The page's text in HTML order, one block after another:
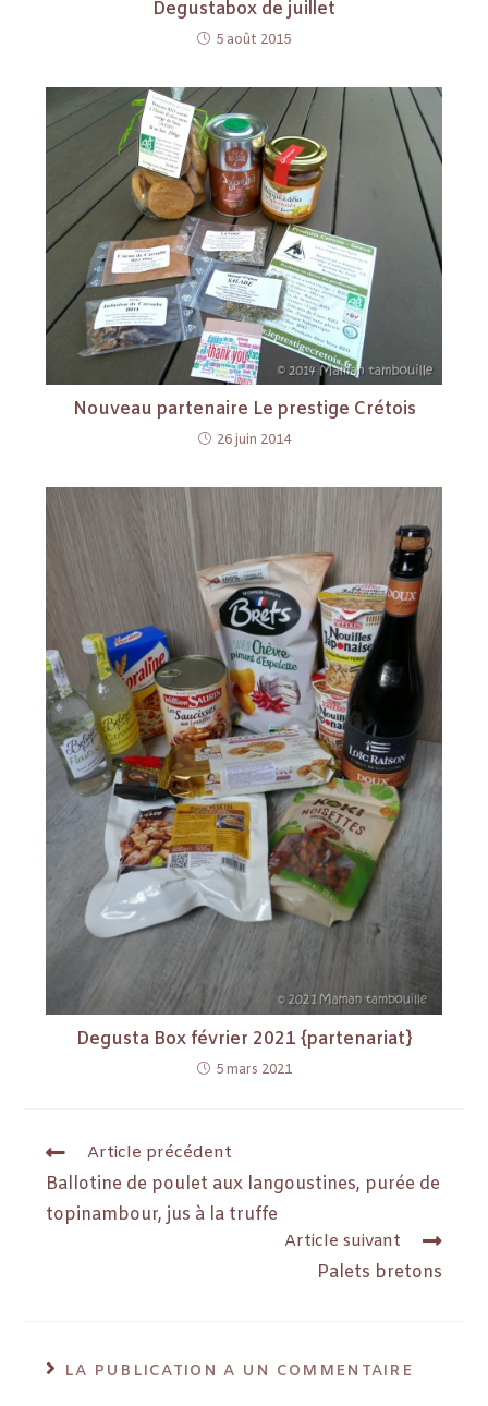
Degustabox de juillet
5 août 2015
Nouveau partenaire Le prestige Crétois
26 juin 2014
Degusta Box février 2021 {partenariat}
5 mars 2021
Article précédent
Ballotine de poulet aux langoustines, purée de
topinambour, jus à la truffe
Article suivant
Palets bretons
LA PUBLICATION A UN COMMENTAIRE